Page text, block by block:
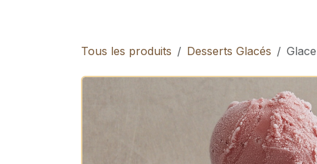
Tous les produits Desserts Glacés